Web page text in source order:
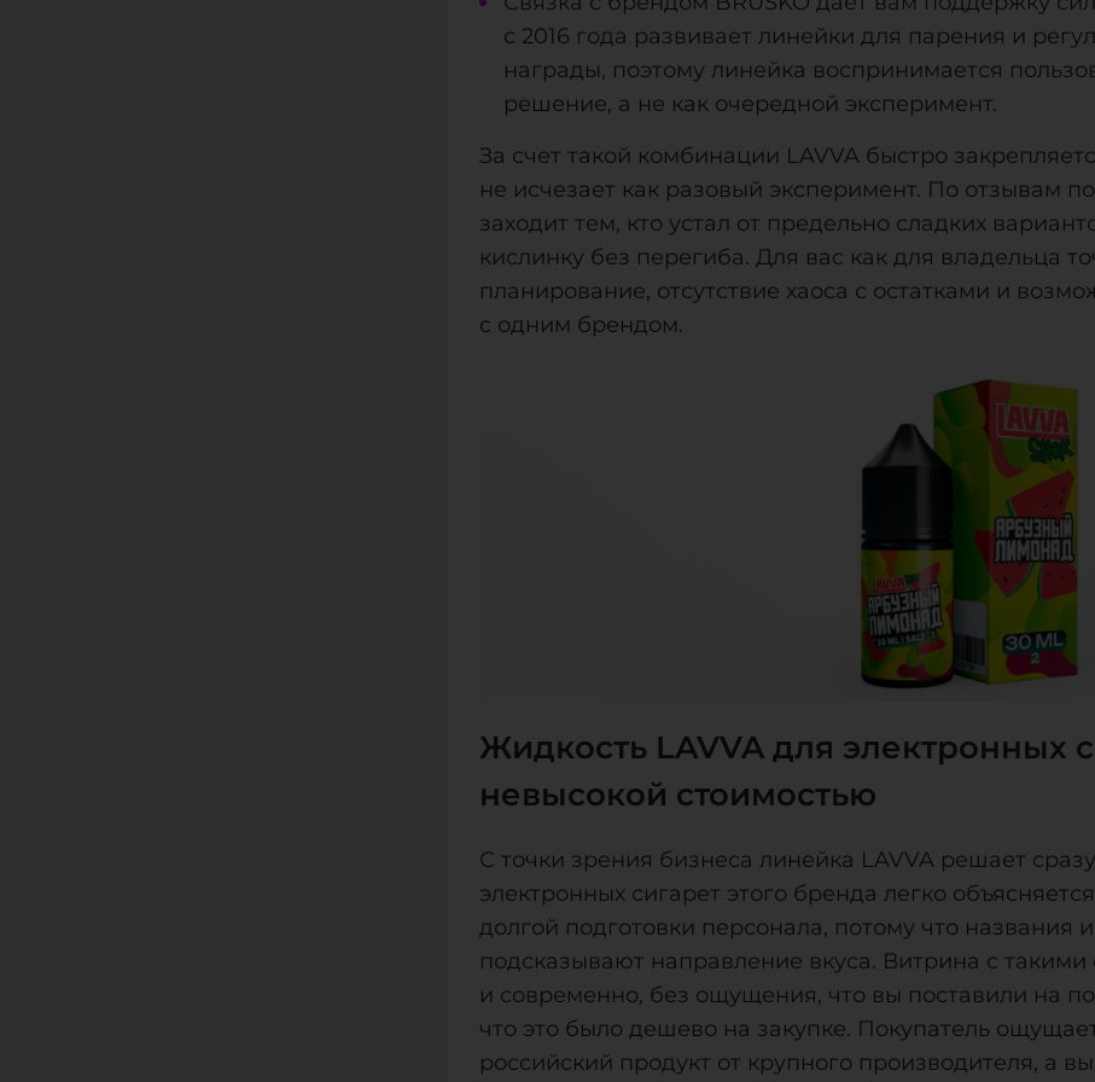
с 2016 года развивает линейки для парения и
награды, поэтому линейка воспринимается
решение, а не как очередной эксперимент.
За счет такой комбинации LAVVA быстро
не исчезает как разовый эксперимент. По отзывам
заходит тем, кто устал от предельно сладких
кислинку без перегиба. Для вас как для владельца
планирование, отсутствие хаоса с остатками и
с одним брендом.
Жидкость LAVVA для электронных
невысокой стоимостью
С точки зрения бизнеса линейка LAVVA решает
электронных сигарет этого бренда легко
долгой подготовки персонала, потому что названия
подсказывают направление вкуса. Витрина с
и современно, без ощущения, что вы поставили на
что это было дешево на закупке. Покупатель
российский продукт от крупного производителя, а